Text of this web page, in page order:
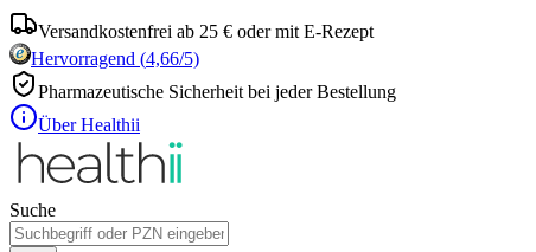
Versandkostenfrei ab 25 € oder mit E-Rezept
Hervorragend (4,66/5)
Pharmazeutische Sicherheit bei jeder Bestellung
Über Healthii
Suche